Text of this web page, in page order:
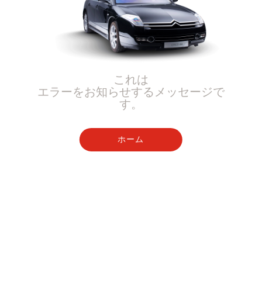
これは
エラーをお知らせするメッセージで
す。
ホーム